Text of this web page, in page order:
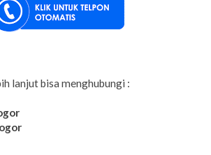
lanjut bisa menghubungi :